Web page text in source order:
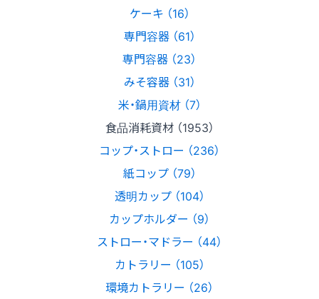
ケーキ （16）
専門容器 （61）
専門容器 （23）
みそ容器 （31）
米・鍋用資材 （7）
食品消耗資材 （1953）
コップ・ストロー （236）
紙コップ （79）
透明カップ （104）
カップホルダー （9）
ストロー・マドラー （44）
カトラリー （105）
環境カトラリー （26）